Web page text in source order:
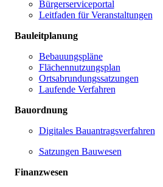
Bürgerserviceportal
Leitfaden für Veranstaltungen
Bauleitplanung
Bebauungspläne
Flächennutzungsplan
Ortsabrundungssatzungen
Laufende Verfahren
Bauordnung
Digitales Bauantragsverfahren
Satzungen Bauwesen
Finanzwesen